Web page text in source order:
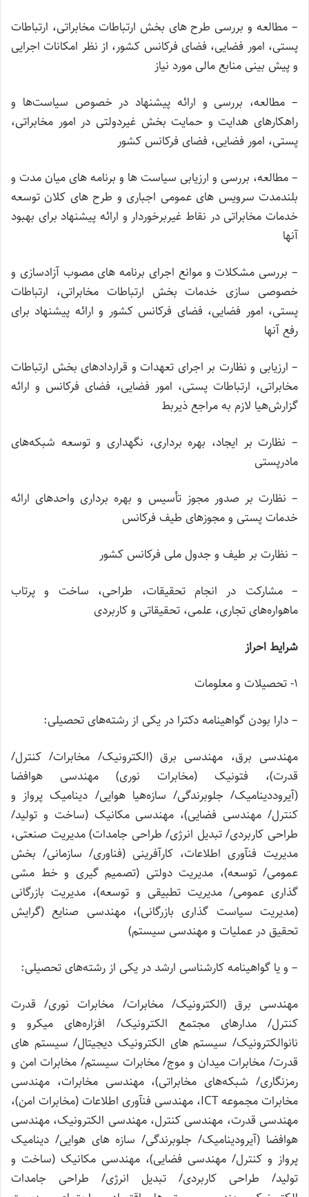
– مطالعه و بررسی طرح های بخش ارتباطات مخابراتی، ارتباطات
پستی، امور فضایی، فضای فرکانس کشور، از نظر امکانات اجرایی
و پیش بینی منابع مالی مورد نیاز
– مطالعه، بررسی و ارائه پیشنهاد در خصوص سیاست‌ها و
راهکارهای هدایت و حمایت بخش غیردولتی در امور مخابراتی،
پستی، امور فضایی، فضای فرکانس کشور
– مطالعه، بررسی و ارزیابی سیاست ها و برنامه های میان مدت و
بلندمدت سرویس های عمومی اجباری و طرح های کلان توسعه
خدمات مخابراتی در نقاط غیربرخوردار و ارائه پیشنهاد برای بهبود
آنها
– بررسی مشکلات و موانع اجرای برنامه های مصوب آزادسازی و
خصوصی سازی خدمات بخش ارتباطات مخابراتی، ارتباطات
پستی، امور فضایی، فضای فرکانس کشور و ارائه پیشنهاد برای
رفع آنها
– ارزیابی و نظارت بر اجرای تعهدات و قراردادهای بخش ارتباطات
مخابراتی، ارتباطات پستی، امور فضایی، فضای فرکانس و ارائه
گزارش‌هیا لازم به مراجع ذیربط
– نظارت بر ایجاد، بهره برداری، نگهداری و توسعه شبکه‌های
مادرپستی
– نظارت بر صدور مجوز تأسیس و بهره برداری واحدهای ارائه
خدمات پستی و مجوزهای طیف فرکانس
– نظارت بر طیف و جدول ملی فرکانس کشور
– مشارکت در انجام تحقیقات، طراحی، ساخت و پرتاب
ماهواره‌های تجاری، علمی، تحقیقاتی و کاربردی
شرایط احراز
۱- تحصیلات و معلومات
– دارا بودن گواهینامه دکترا در یکی از رشته‌های تحصیلی:
مهندسی برق، مهندسی برق (الکترونیک/ مخابرات/ کنترل/
قدرت)، فتونیک (مخابرات نوری) مهندسی هوافضا
(آیروددینامیک/ جلوبرندگی/ سازه‌هیا هوایی/ دینامیک پرواز و
کنترل/ مهندسی فضایی)، مهندسی مکانیک (ساخت و تولید/
طراحی کاربردی/ تبدیل انرژی/ طراحی جامدات) مدیریت صنعتی،
مدیریت فنآوری اطلاعات، کارآفرینی (فناوری/ سازمانی/ بخش
عمومی/ توسعه)، مدیریت دولتی (تصمیم گیری و خط مشی
گذاری عمومی/ مدیریت تطبیقی و توسعه)، مدیریت بازرگانی
(مدیریت سیاست گذاری بازرگانی)، مهندسی صنایع (گرایش
تحقیق در عملیات و مهندسی سیستم)
– و یا گواهینامه کارشناسی ارشد در یکی از رشته‌های تحصیلی:
مهندسی برق (الکترونیک/ مخابرات/ مخابرات نوری/ قدرت
کنترل/ مدارهای مجتمع الکترونیک/ افزاره‌های میکرو و
نانوالکترونیک/ سیستم های الکترونیک دیجیتال/ سیستم های
قدرت/ مخابرات میدان و موج/ مخابرات سیستم/ مخابرات امن و
رمزنگاری/ شبکه‌های مخابراتی)، مهندسی مخابرات، مهندسی
مخابرات مجموعه ICT، مهندسی فنآوری اطلاعات (مخابرات امن)،
مهندسی قدرت، مهندسی کنترل، مهندسی الکترونیک، مهندسی
هوافضا (آیرودینامیک/ جلوبرندگی/ سازه های هوایی/ دینامیک
پرواز و کنترل/ مهندسی فضایی)، مهندسی مکانیک (ساخت و
تولید/ طراحی کاربردی/ تبدیل انرژی/ طراحی جامدات